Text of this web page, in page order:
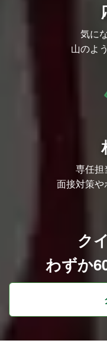
になってい
また、
が近いから
るファンの
トを通じて
ださる様子
も、この仕
・マルチタ
・弊社のコ
・最低限の
・ステーク
ない方
・公私に限
経験のある方
・Adobe、
系ソフトウ
営の経験
・プランナ
ジェクトマ
ト等）の企
・当社の
・ゲームに
熱量と探究
・チームワ
・主体的に
る方
・責任感が
気に
山のよ
専任担
面接対策
ク
わずか